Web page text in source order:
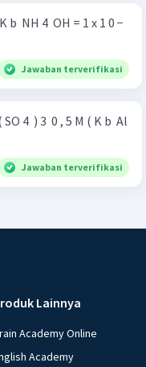
Jawaban terverifikasi
Jawaban terverifikasi
Lainnya
Academy Online
Academy